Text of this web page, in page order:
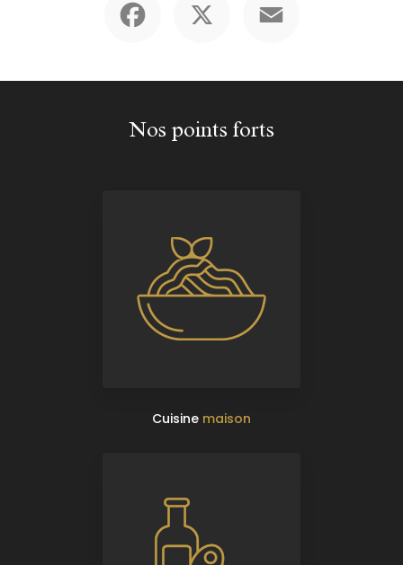
Nos points forts
Cuisine maison